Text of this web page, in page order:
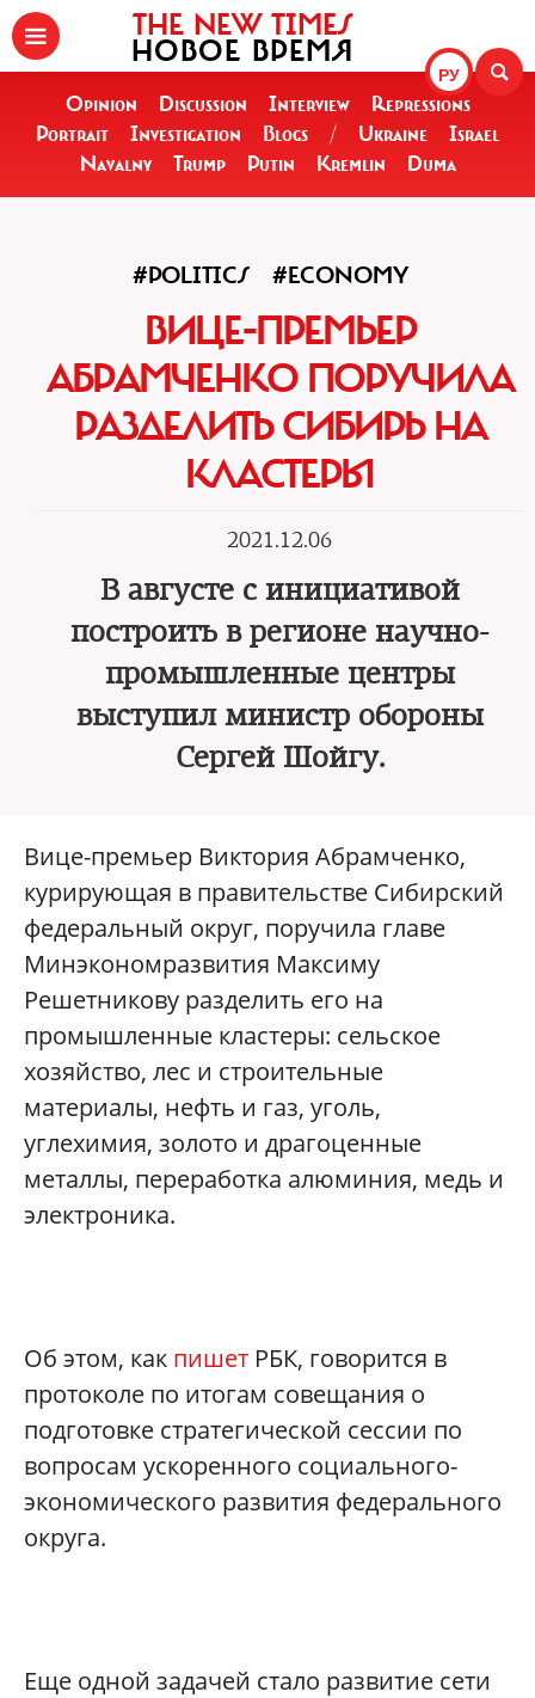
РУ
THE NEW TIMES
НОВОЕ ВРЕМЯ
Opinion Discussion Interview
Repressions
Portrait
Investigation Blogs / Ukraine
Israel
Navalny
Trump Putin Kremlin Duma
#POLITICS #ECONOMY
ВИЦЕ-ПРЕМЬЕР
АБРАМЧЕНКО ПОРУЧИЛА
РАЗДЕЛИТЬ СИБИРЬ НА
КЛАСТЕРЫ
2021.12.06
В августе с инициативой
построить в регионе научно-
промышленные центры
выступил министр обороны
Сергей Шойгу.
Вице-премьер Виктория Абрамченко,
курирующая в правительстве Сибирский
федеральный округ, поручила главе
Минэкономразвития Максиму
Решетникову разделить его на
промышленные кластеры: сельское
хозяйство, лес и строительные
материалы, нефть и газ, уголь,
углехимия, золото и драгоценные
металлы, переработка алюминия, медь и
электроника.
Об этом, как пишет РБК, говорится в
протоколе по итогам совещания о
подготовке стратегической сессии по
вопросам ускоренного социального-
экономического развития федерального
округа.
Еще одной задачей стало развитие сети